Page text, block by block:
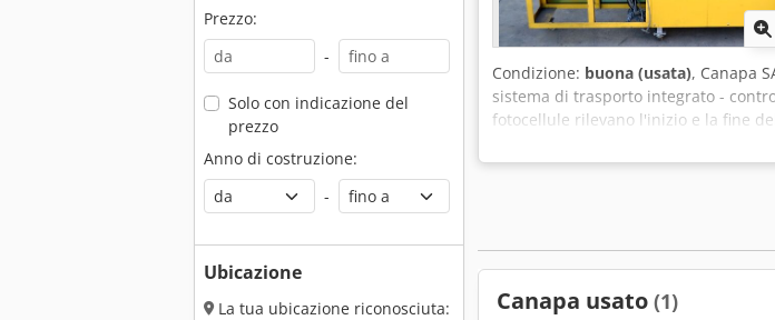
Prezzo:
-
Solo con indicazione del
prezzo
Anno di costruzione:
-
Ubicazione
La tua ubicazione riconosciuta:
Condizione: buona (usata), Canapa
sistema di trasporto integrato -
fotocellule rilevano l'inizio e la fine
avviano il ciclo di reggiatura. Altri
Rjk Spedizione internazionale su
Canapa usato (1)